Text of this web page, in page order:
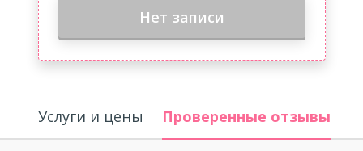
Нет записи
Услуги и цены Проверенные отзывы